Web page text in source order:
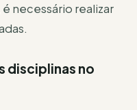
necessário realizar
disciplinas no